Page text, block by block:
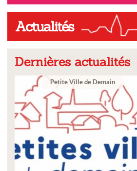
Actualités
Dernières actualités